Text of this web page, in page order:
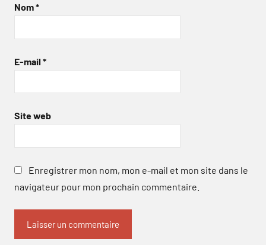
Nom*
E-mail *
Site web
Enregistrer mon nom, mon e-mail et mon site dans le
navigateur pour mon prochain commentaire.